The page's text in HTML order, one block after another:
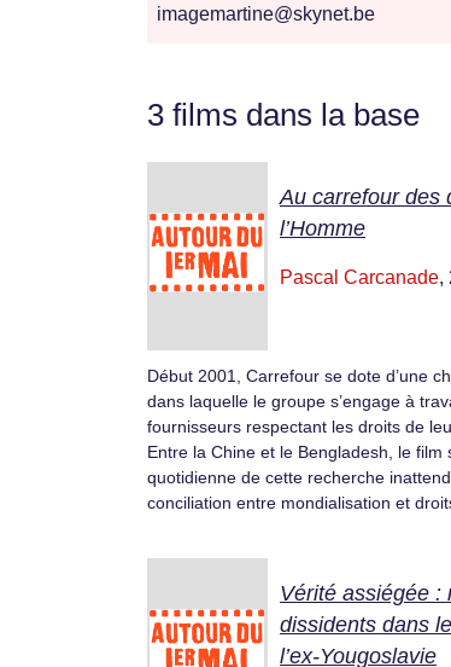
imagemartine@skynet.be
3 films dans la base
Au carrefour des
l’Homme
Pascal Carcanade,
Début 2001, Carrefour se dote d’une
dans laquelle le groupe s’engage à
fournisseurs respectant les droits de
Entre la Chine et le Bengladesh, le film
quotidienne de cette recherche
conciliation entre mondialisation et
Vérité assiégée :
dissidents dans
l’ex-Yougoslavie